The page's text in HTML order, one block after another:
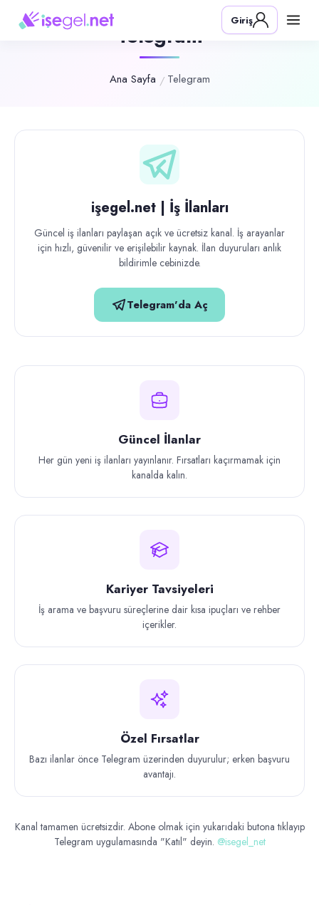
Giriş
Telegram
Ana Sayfa Telegram
işegel.net | İş İlanları
Güncel iş ilanları paylaşan açık ve ücretsiz kanal. İş arayanlar
için hızlı, güvenilir ve erişilebilir kaynak. İlan duyuruları anlık
bildirimle cebinizde.
Telegram'da Aç
Güncel İlanlar
Her gün yeni iş ilanları yayınlanır. Fırsatları kaçırmamak için
kanalda kalın.
Kariyer Tavsiyeleri
İş arama ve başvuru süreçlerine dair kısa ipuçları ve rehber
içerikler.
Özel Fırsatlar
Bazı ilanlar önce Telegram üzerinden duyurulur; erken başvuru
avantajı.
Kanal tamamen ücretsizdir. Abone olmak için yukarıdaki butona tıklayıp
Telegram uygulamasında "Katıl" deyin. @isegel_net